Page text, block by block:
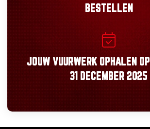
BESTELLEN
JOUW VUURWERK OPHALEN OP
31 DECEMBER 2025